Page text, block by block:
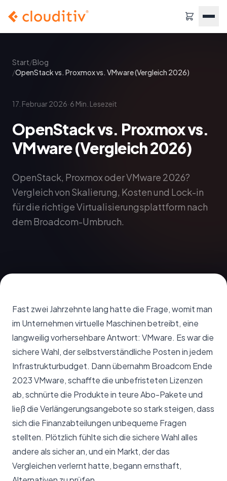
Start/Blog
/OpenStack vs. Proxmox vs. VMware (Vergleich 2026)
17. Februar 2026·6 Min. Lesezeit
OpenStack vs. Proxmox vs.
VMware (Vergleich 2026)
OpenStack, Proxmox oder VMware 2026?
Vergleich von Skalierung, Kosten und Lock-in
für die richtige Virtualisierungsplattform nach
dem Broadcom-Umbruch.
Fast zwei Jahrzehnte lang hatte die Frage, womit man
im Unternehmen virtuelle Maschinen betreibt, eine
langweilig vorhersehbare Antwort: VMware. Es war die
sichere Wahl, der selbstverständliche Posten in jedem
Infrastrukturbudget. Dann übernahm Broadcom Ende
2023 VMware, schaffte die unbefristeten Lizenzen
ab, schnürte die Produkte in teure Abo-Pakete und
ließ die Verlängerungsangebote so stark steigen, dass
sich die Finanzabteilungen unbequeme Fragen
stellten. Plötzlich fühlte sich die sichere Wahl alles
andere als sicher an, und ein Markt, der das
Vergleichen verlernt hatte, begann ernsthaft,